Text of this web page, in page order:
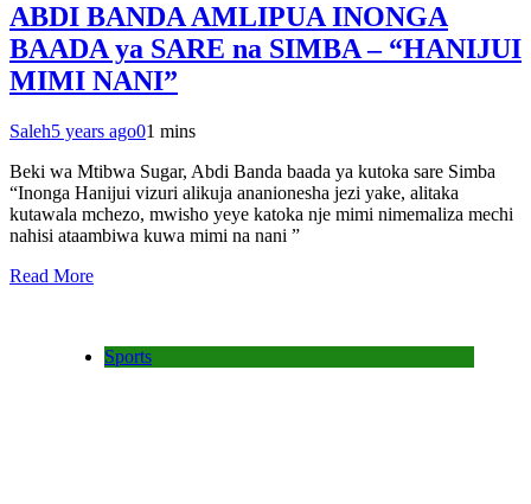
ABDI BANDA AMLIPUA INONGA
BAADA ya SARE na SIMBA – “HANIJUI
MIMI NANI”
Saleh5 years ago01 mins
Beki wa Mtibwa Sugar, Abdi Banda baada ya kutoka sare Simba
“Inonga Hanijui vizuri alikuja ananionesha jezi yake, alitaka
kutawala mchezo, mwisho yeye katoka nje mimi nimemaliza mechi
nahisi ataambiwa kuwa mimi na nani ”
Read More
Sports